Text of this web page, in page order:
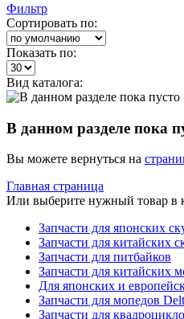
Фильтр
Сортировать по:
Показать по:
Вид каталога:
В данном разделе пока
Вы можете вернуться на
Главная страница
Или выберите нужный товар в
Запчасти для японских
Запчасти для китайских
Запчасти для питбайков
Запчасти для китайских
Для японских и
Запчасти для мопедов
Запчасти для